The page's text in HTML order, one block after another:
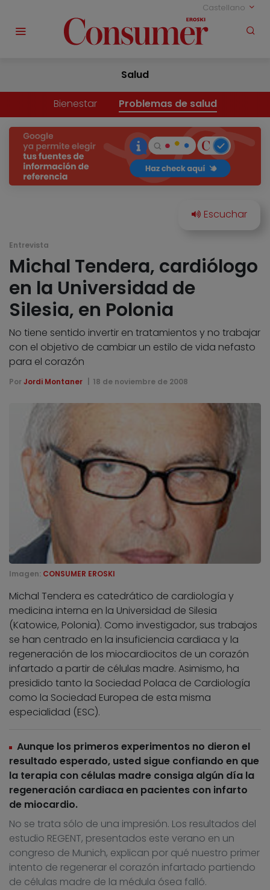
Castellano
Salud
Bienestar Problemas de salud
Entrevista
Michal Tendera, cardiólogo
en la Universidad de
Silesia, en Polonia
No tiene sentido invertir en tratamientos y no trabajar
con el objetivo de cambiar un estilo de vida nefasto
para el corazón
Por Jordi Montaner 18 de noviembre de 2008
Imagen: CONSUMER EROSKI
Michal Tendera es catedrático de cardiología y
medicina interna en la Universidad de Silesia
(Katowice, Polonia). Como investigador, sus trabajos
se han centrado en la insuficiencia cardiaca y la
regeneración de los miocardiocitos de un corazón
infartado a partir de células madre. Asimismo, ha
presidido tanto la Sociedad Polaca de Cardiología
como la Sociedad Europea de esta misma
especialidad (ESC).
Aunque los primeros experimentos no dieron el
resultado esperado, usted sigue confiando en que
la terapia con células madre consiga algún día la
regeneración cardiaca en pacientes con infarto
de miocardio.
No se trata sólo de una impresión. Los resultados del
estudio REGENT, presentados este verano en un
congreso de Munich, explican por qué nuestro primer
intento de regenerar el corazón infartado partiendo
de células madre de la médula ósea falló.